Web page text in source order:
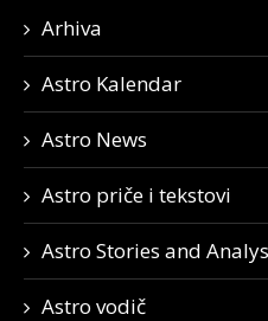
Arhiva
Astro Kalendar
Astro News
Astro priče i tekstovi
Astro Stories and
Astro vodič